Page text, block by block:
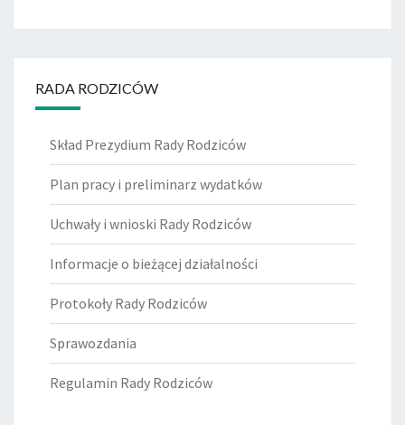
RADA RODZICÓW
Skład Prezydium Rady Rodziców
Plan pracy i preliminarz wydatków
Uchwały i wnioski Rady Rodziców
Informacje o bieżącej działalności
Protokoły Rady Rodziców
Sprawozdania
Regulamin Rady Rodziców